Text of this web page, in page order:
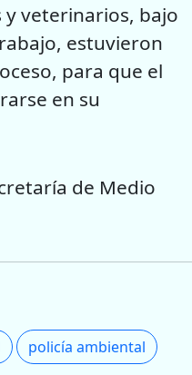
veterinarios, bajo
estuvieron
para que el
en su
de Medio
policía ambiental